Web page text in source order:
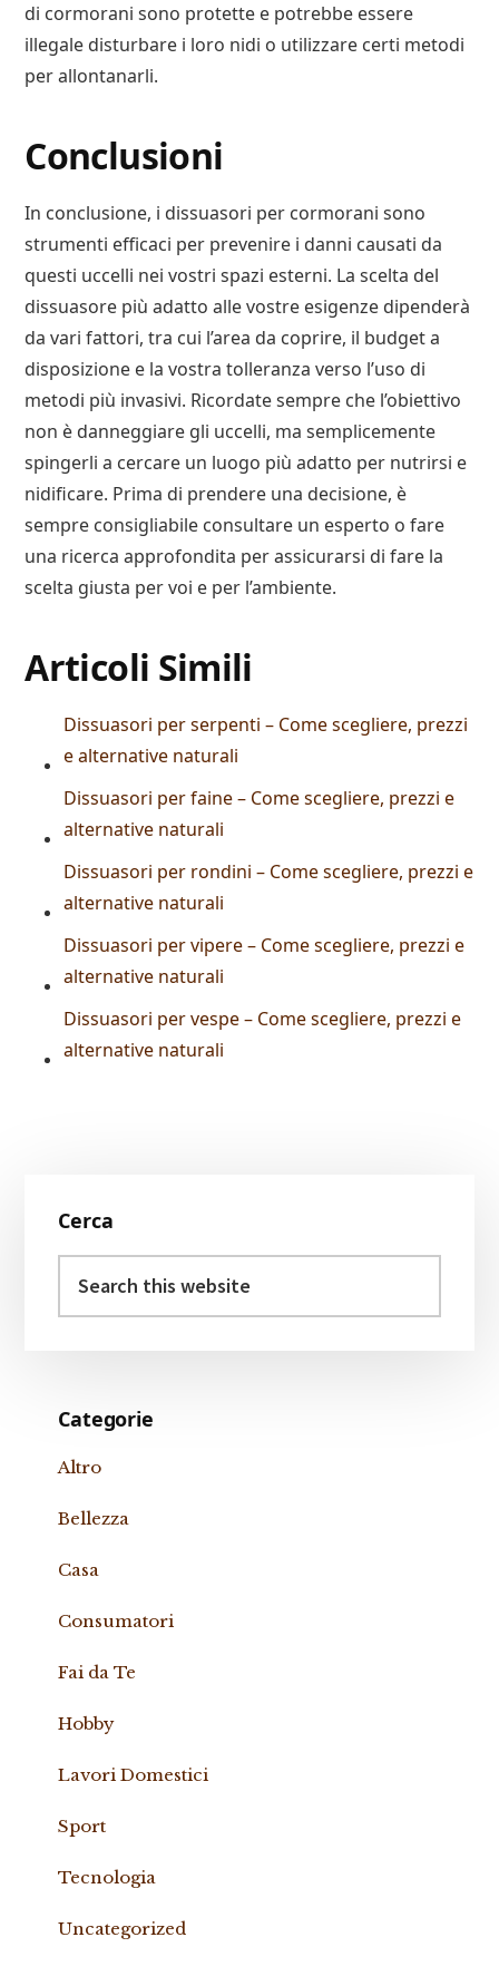
di cormorani sono protette e potrebbe essere
illegale disturbare i loro nidi o utilizzare certi metodi
per allontanarli.
Conclusioni
In conclusione, i dissuasori per cormorani sono
strumenti efficaci per prevenire i danni causati da
questi uccelli nei vostri spazi esterni. La scelta del
dissuasore più adatto alle vostre esigenze dipenderà
da vari fattori, tra cui l’area da coprire, il budget a
disposizione e la vostra tolleranza verso l’uso di
metodi più invasivi. Ricordate sempre che l’obiettivo
non è danneggiare gli uccelli, ma semplicemente
spingerli a cercare un luogo più adatto per nutrirsi e
nidificare. Prima di prendere una decisione, è
sempre consigliabile consultare un esperto o fare
una ricerca approfondita per assicurarsi di fare la
scelta giusta per voi e per l’ambiente.
Articoli Simili
Dissuasori per serpenti – Come scegliere, prezzi
e alternative naturali
Dissuasori per faine – Come scegliere, prezzi e
alternative naturali
Dissuasori per rondini – Come scegliere, prezzi e
alternative naturali
Dissuasori per vipere – Come scegliere, prezzi e
alternative naturali
Dissuasori per vespe – Come scegliere, prezzi e
alternative naturali
Sidebar
Cerca
this
Categorie
Altro
Bellezza
Casa
Consumatori
Fai da Te
Hobby
Lavori Domestici
Sport
Tecnologia
Uncategorized